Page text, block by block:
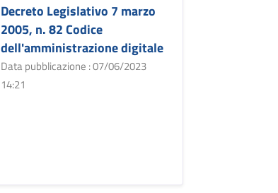
Decreto Legislativo 7 marzo
2005, n. 82 Codice
dell'amministrazione digitale
Data pubblicazione : 07/06/2023
14:21